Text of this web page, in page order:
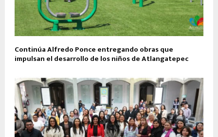
Continúa Alfredo Ponce entregando obras que
impulsan el desarrollo de los niños de Atlangatepec